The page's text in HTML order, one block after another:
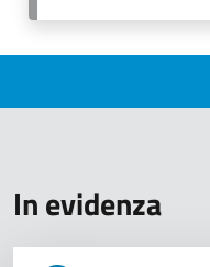
In evidenza